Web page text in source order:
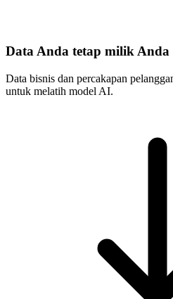
Data Anda tetap milik Anda
Data bisnis dan percakapan
untuk melatih model AI.